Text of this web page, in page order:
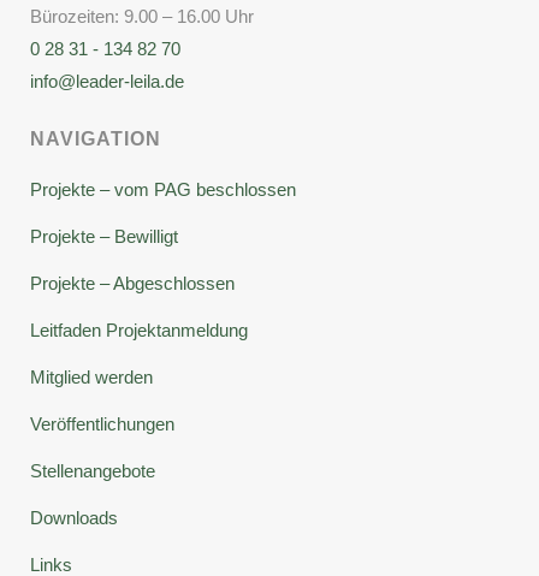
Bürozeiten: 9.00 – 16.00 Uhr
0 28 31 - 134 82 70
info@leader-leila.de
NAVIGATION
Projekte – vom PAG beschlossen
Projekte – Bewilligt
Projekte – Abgeschlossen
Leitfaden Projektanmeldung
Mitglied werden
Veröffentlichungen
Stellenangebote
Downloads
Links